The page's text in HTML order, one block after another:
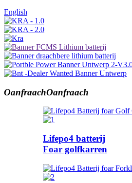
English
OanfraachOanfraach
Lifepo4 batterij
Foar golfkarren